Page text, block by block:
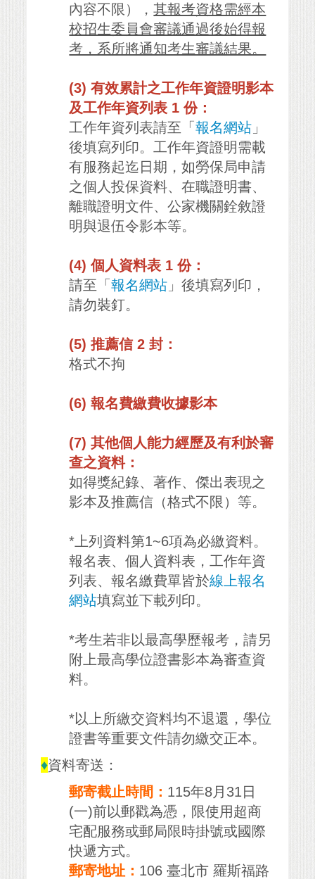
內容不限），其報考資格需經本
校招生委員會審議通過後始得報
考，系所將通知考生審議結果。
(3) 有效累計之工作年資證明影本
及工作年資列表 1 份：
工作年資列表請至「報名網站 」
後填寫列印。工作年資證明需載
有服務起迄日期，如勞保局申請
之個人投保資料、在職證明書、
離職證明文件、公家機關銓敘證
明與退伍令影本等。
(4) 個人資料表 1 份：
請至「報名網站 」後填寫列印，
請勿裝釘。
(5) 推薦信 2 封：
格式不拘
(6) 報名費繳費收據影本
(7) 其他個人能力經歷及有利於審
查之資料：
如得獎紀錄、著作、傑出表現之
影本及推薦信（格式不限）等。
*上列資料第1~6項為必繳資料。
報名表、個人資料表，工作年資
列表、報名繳費單皆於線上報名
網站填寫並下載列印。
*考生若非以最高學歷報考，請另
附上最高學位證書影本為審查資
料。
*以上所繳交資料均不退還，學位
證書等重要文件請勿繳交正本。
♦資料寄送：
郵寄截止時間： 115年8月31日
(一)前以郵戳為憑，限使用超商
宅配服務或郵局限時掛號或國際
快遞方式。
郵寄地址： 106 臺北市 羅斯福路